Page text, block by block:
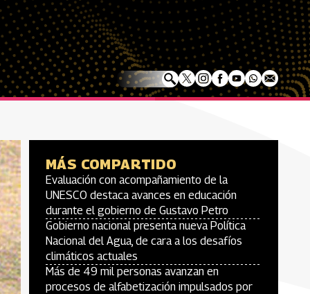
MÁS COMPARTIDO
Evaluación con acompañamiento de la
UNESCO destaca avances en educación
durante el gobierno de Gustavo Petro
Gobierno nacional presenta nueva Política
Nacional del Agua, de cara a los desafíos
climáticos actuales
Más de 49 mil personas avanzan en
procesos de alfabetización impulsados por